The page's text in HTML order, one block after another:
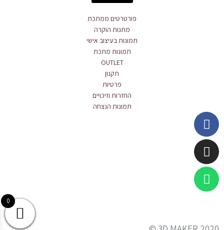
פורטרטים ממתכת
מתנות הוקרה
תמונות בעיצוב אישי
תמונות מתכת
OUTLET
תקנון
פרטיות
החזרות וזיכויים
תמונות הנצחה
Facebook
Instagram
Whatsapp
0